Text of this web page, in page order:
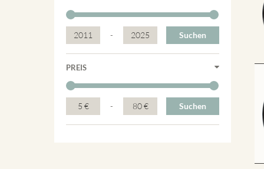
2011 - 2025 Suchen
PREIS
5 € - 80 € Suchen